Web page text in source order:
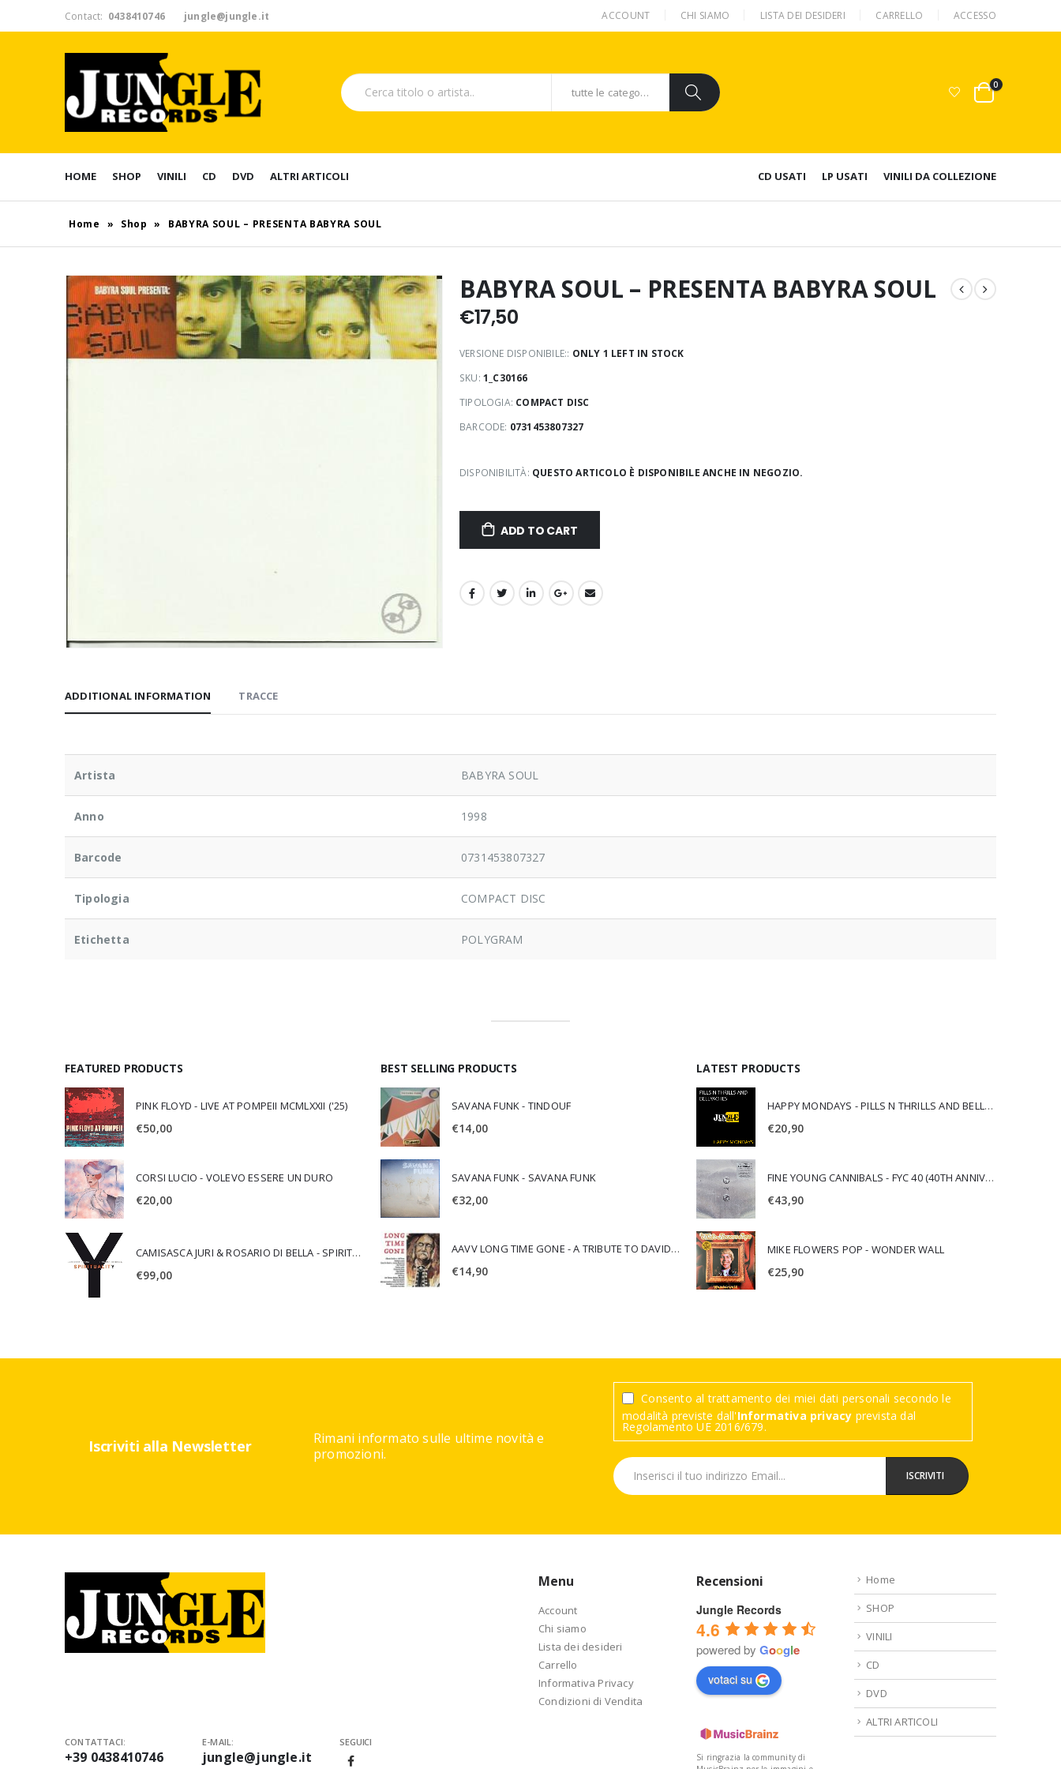
Contact: 0438410746 jungle@jungle.it ACCOUNT CHI SIAMO LISTA DEI DESIDERI CARRELLO ACCESSO
tutte le categorie
0
HOME SHOP VINILI CD DVD ALTRI ARTICOLI CD USATI LP USATI VINILI DA COLLEZIONE
Home » Shop » BABYRA SOUL – PRESENTA BABYRA SOUL
BABYRA SOUL – PRESENTA BABYRA SOUL
€17,50
VERSIONE DISPONIBILE:: ONLY 1 LEFT IN STOCK
SKU: 1_C30166
TIPOLOGIA: COMPACT DISC
BARCODE: 0731453807327
DISPONIBILITÀ: QUESTO ARTICOLO È DISPONIBILE ANCHE IN NEGOZIO.
ADD TO CART
ADDITIONAL INFORMATION TRACCE
Artista BABYRA SOUL
Anno 1998
Barcode 0731453807327
Tipologia COMPACT DISC
Etichetta POLYGRAM
FEATURED PRODUCTS
PINK FLOYD - LIVE AT POMPEII MCMLXXII ('25)
€50,00
CORSI LUCIO - VOLEVO ESSERE UN DURO
€20,00
CAMISASCA JURI & ROSARIO DI BELLA - SPIRITUALITY
€99,00
BEST SELLING PRODUCTS
SAVANA FUNK - TINDOUF
€14,00
SAVANA FUNK - SAVANA FUNK
€32,00
AAVV LONG TIME GONE - A TRIBUTE TO DAVID CROSBY
€14,90
LATEST PRODUCTS
HAPPY MONDAYS - PILLS N THRILLS AND BELLYACHES
€20,90
FINE YOUNG CANNIBALS - FYC 40 (40TH ANNIVERSARY)
€43,90
MIKE FLOWERS POP - WONDER WALL
€25,90
Iscriviti alla Newsletter
Rimani informato sulle ultime novità e
promozioni.
Consento al trattamento dei miei dati personali secondo le
modalità previste dall'Informativa privacy prevista dal
Regolamento UE 2016/679.
CONTATTACI:
+39 0438410746
E-MAIL:
jungle@jungle.it
SEGUICI
Menu
Account
Chi siamo
Lista dei desideri
Carrello
Informativa Privacy
Condizioni di Vendita
Recensioni
Jungle Records
4.6
powered by Google
votaci su
Si ringrazia la community di
Home
SHOP
VINILI
CD
DVD
ALTRI ARTICOLI